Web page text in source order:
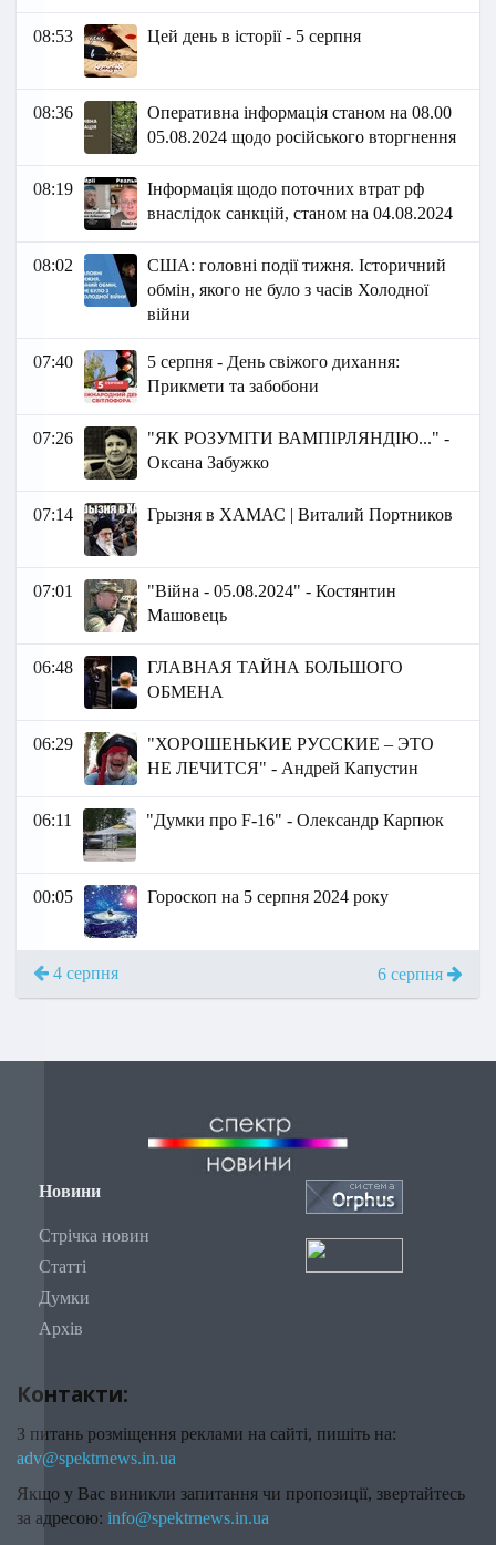
08:53 Цей день в історії - 5 серпня
08:36
Оперативна інформація станом на 08.00
05.08.2024 щодо російського вторгнення
08:19
Інформація щодо поточних втрат рф
внаслідок санкцій, станом на 04.08.2024
08:02
США: головні події тижня. Історичний
обмін, якого не було з часів Холодної
війни
07:40
5 серпня - День свіжого дихання:
Прикмети та забобони
07:26
"ЯК РОЗУМІТИ ВАМПІРЛЯНДІЮ..." -
Оксана Забужко
07:14 Грызня в ХАМАС | Виталий Портников
07:01
"Війна - 05.08.2024" - Костянтин
Машовець
06:48
ГЛАВНАЯ ТАЙНА БОЛЬШОГО
ОБМЕНА
06:29
"ХОРОШЕНЬКИЕ РУССКИЕ – ЭТО
НЕ ЛЕЧИТСЯ" - Андрей Капустин
06:11 "Думки про F-16" - Олександр Карпюк
00:05 Гороскоп на 5 серпня 2024 року
4 серпня 6 серпня
Новини
Стрічка новин
Статті
Думки
Архів
Контакти:
З питань розміщення реклами на сайті, пишіть на:
adv@spektrnews.in.ua
Якщо у Вас виникли запитання чи пропозиції, звертайтесь
за адресою: info@spektrnews.in.ua